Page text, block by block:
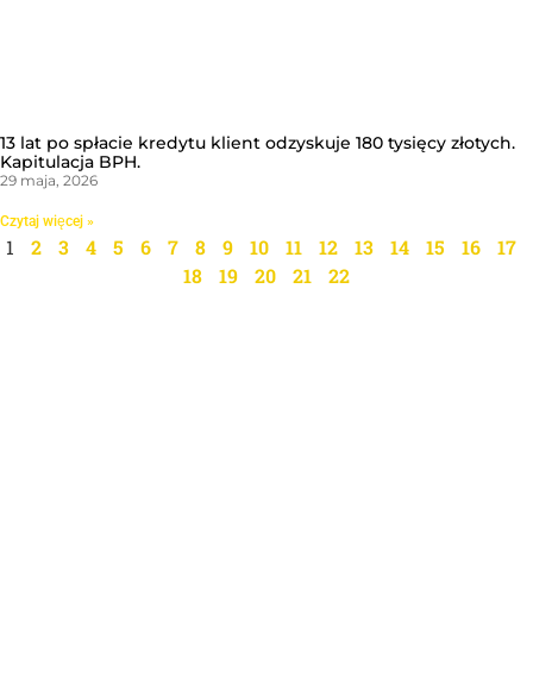
13 lat po spłacie kredytu klient odzyskuje 180 tysięcy złotych.
Kapitulacja BPH.
29 maja, 2026
Czytaj więcej »
1 2 3 4 5 6 7 8 9 10 11 12 13 14 15 16
17
18
19 20 21 22